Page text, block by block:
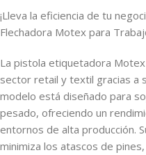
¡Lleva la eficiencia de tu
Flechadora Motex para
La pistola etiquetadora
sector retail y textil gracias a
modelo está diseñado para
pesado, ofreciendo un
entornos de alta producción.
minimiza los atascos de